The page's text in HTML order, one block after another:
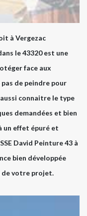
à Vergezac
le 43320 est une
face aux
de peindre pour
connaitre le type
demandées et bien
un effet épuré et
David Peinture 43 à
bien développée
de votre projet.